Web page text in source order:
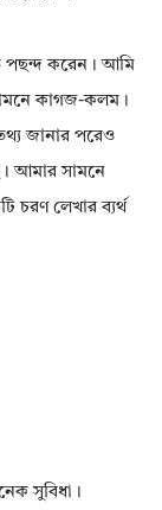
পছন্দ করেন। আমি
কাগজ-কলম।
জানার পরেও
আমার সামনে
চরণ লেখার ব্যর্থ
সুবিধা।